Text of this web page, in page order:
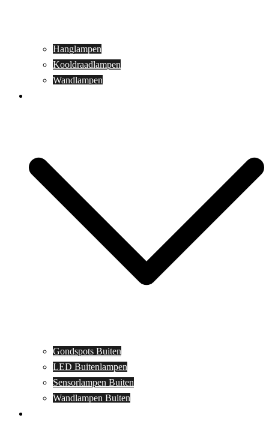
Hanglampen
Kooldraadlampen
Wandlampen
Gondspots Buiten
LED Buitenlampen
Sensorlampen Buiten
Wandlampen Buiten